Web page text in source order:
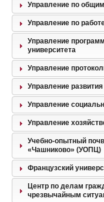
Управление по
Управление по
Управление
университета
Управление
Управление
Управление
Управление
Учебно-опытный
«Чашниково» (УОПЦ)
Французский
Центр по делам
чрезвычайным